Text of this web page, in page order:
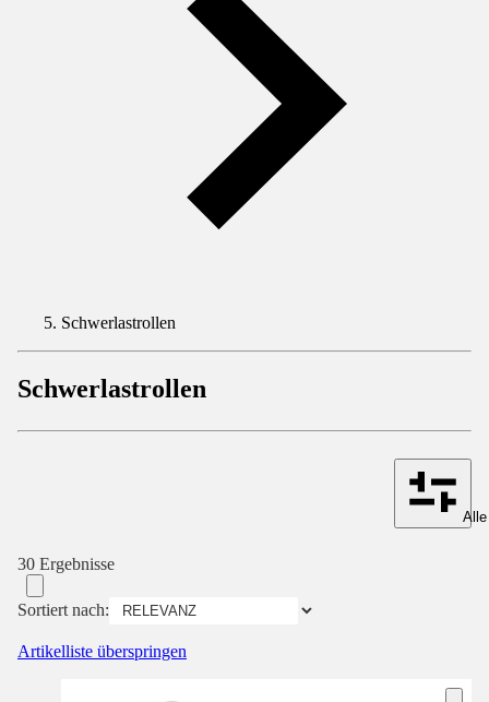
Schwerlastrollen
Schwerlastrollen
30 Ergebnisse
Sortiert nach:
Artikelliste überspringen